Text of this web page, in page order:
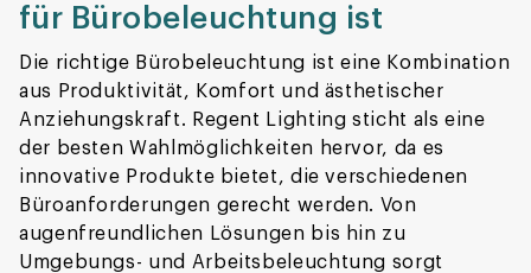
für Bürobeleuchtung ist
Die richtige Bürobeleuchtung ist eine Kombination
aus Produktivität, Komfort und ästhetischer
Anziehungskraft. Regent Lighting sticht als eine
der besten Wahlmöglichkeiten hervor, da es
innovative Produkte bietet, die verschiedenen
Büroanforderungen gerecht werden. Von
augenfreundlichen Lösungen bis hin zu
Umgebungs- und Arbeitsbeleuchtung sorgt